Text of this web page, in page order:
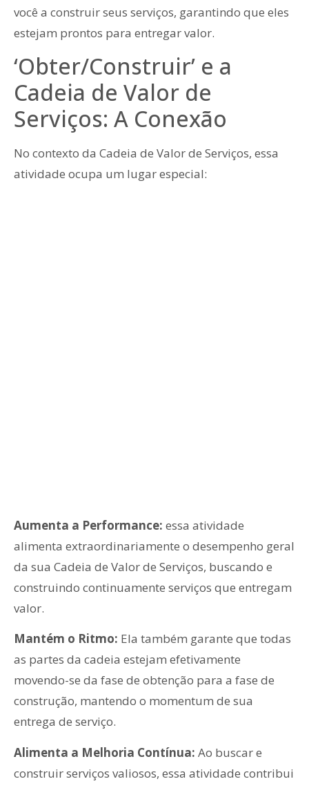
você a construir seus serviços, garantindo que eles
estejam prontos para entregar valor.
‘Obter/Construir’ e a
Cadeia de Valor de
Serviços: A Conexão
No contexto da Cadeia de Valor de Serviços, essa
atividade ocupa um lugar especial:
Aumenta a Performance: essa atividade
alimenta extraordinariamente o desempenho geral
da sua Cadeia de Valor de Serviços, buscando e
construindo continuamente serviços que entregam
valor.
Mantém o Ritmo: Ela também garante que todas
as partes da cadeia estejam efetivamente
movendo-se da fase de obtenção para a fase de
construção, mantendo o momentum de sua
entrega de serviço.
Alimenta a Melhoria Contínua: Ao buscar e
construir serviços valiosos, essa atividade contribui